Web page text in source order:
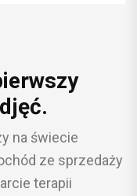
na świecie
ze sprzedaży
terapii